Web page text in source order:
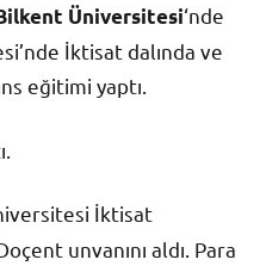
Üniversitesi‘nde
İktisat dalında ve
eğitimi yaptı.
İktisat
unvanını aldı. Para